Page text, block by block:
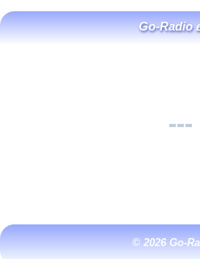
Go-Radio
© 2026 Go-